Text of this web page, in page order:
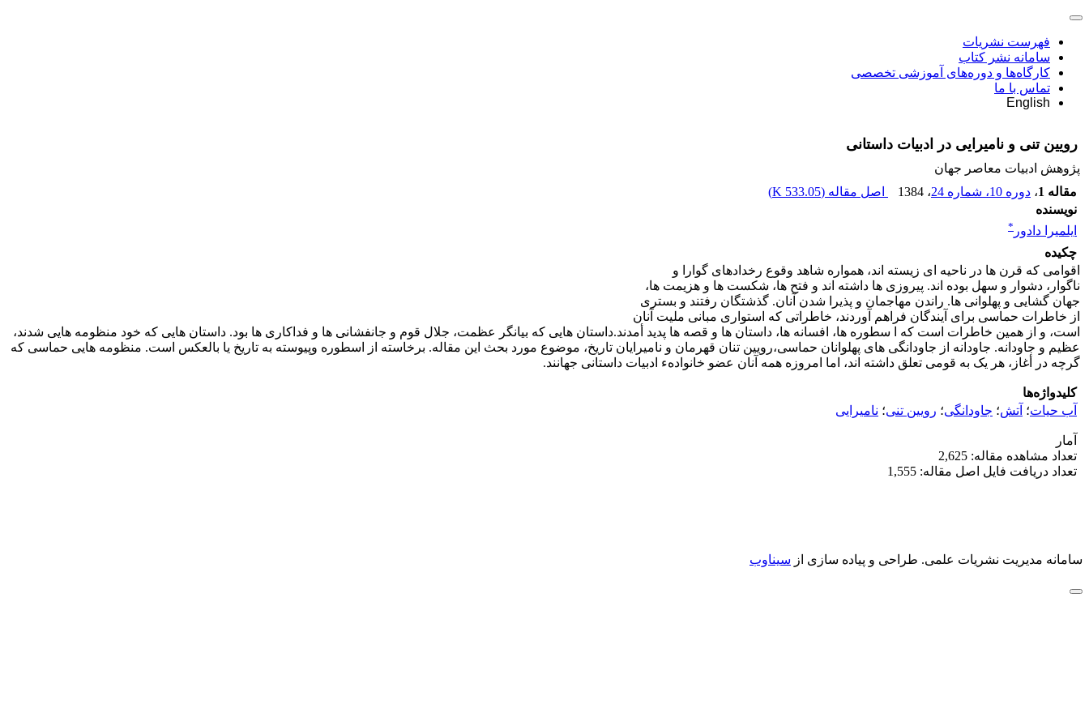
فهرست نشریات
سامانه نشر کتاب
کارگاه‌ها و دوره‌های آموزشی تخصصی
تماس با ما
English
رویین تنی و نامیرایی در ادبیات داستانی
پژوهش ادبیات معاصر جهان
مقاله 1
، دوره 10، شماره 24 ، 1384 اصل مقاله (533.05 K
)
نویسنده
ایلمیرا دادور *
چکیده
اقوامی که قرن ها در ناحیه ای زیسته اند، همواره شاهد وقوع رخدادهای گوارا و
ناگوار، دشوار و سهل بوده اند. پیروزی ها داشته اند و فتح ها، شکست ها و هزیمت ها،
جهان گشایی و پهلوانی ها. راندن مهاجمان و پذیرا شدن آنان. گذشتگان رفتند و بستری
از خاطرات حماسی برای آیندگان فراهم آوردند، خاطراتی که استواری مبانی ملیت آنان
است، و از همین خاطرات است که ا سطوره ها، افسانه ها، داستان ها و قصه ها پدید أمدند.داستان هایی که بیانگر عظمت، جلال قوم و جانفشانی ها و فداکاری ها بود. داستان هایی که خود منظومه هایی شدند،
عظیم و جاودانه. جاودانه از جاودانگی های پهلوانان حماسی،رویین تنان قهرمان و نامیرایان تاریخ، موضوع مورد بحث این مقاله. برخاسته از اسطوره وپیوسته به تاریخ یا بالعکس است. منظومه هایی حماسی که
گرچه در أغاز، هر یک به قومی تعلق داشته اند، اما امروزه همه آنان عضو خانوادهء ادبیات داستانی جهانند.
کلیدواژه‌ها
آب حیات؛ آتش؛ جاودانگی؛ رویین تنی؛ نامیرایی
آمار
تعداد مشاهده مقاله: 2,625
تعداد دریافت فایل اصل مقاله: 1,555
سامانه مدیریت نشریات علمی. طراحی و پیاده سازی از سیناوب